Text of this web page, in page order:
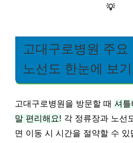
💡
고대구로병원 주요
노선도 한눈에 보기
고대구로병원을 방문할 때 셔
말 편리해요! 각 정류장과 노선
면 이동 시 시간을 절약할 수